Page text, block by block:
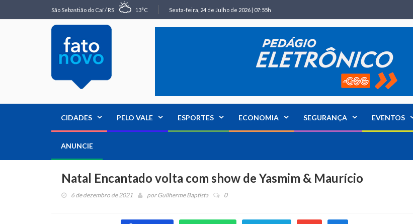
São Sebastião do Caí / RS 13°C Sexta-feira, 24 de Julho de 2026 | 07:55h
CIDADES PELO VALE ESPORTES ECONOMIA SEGURANÇA EVENTOS
ANUNCIE
Natal Encantado volta com show de Yasmim & Maurício
6 de dezembro de 2021 porGuilherme Baptista 0